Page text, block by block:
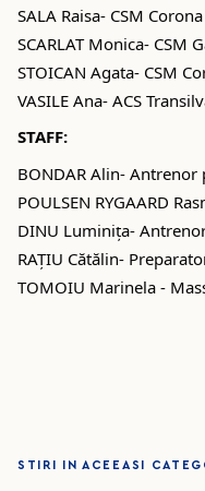
SALA Raisa- CSM
SCARLAT Monica- CSM
STOICAN Agata- CSM
VASILE Ana- ACS
STAFF:
BONDAR Alin- Antrenor
POULSEN RYGAARD
DINU Luminița-
RAȚIU Cătălin-
TOMOIU Marinela -
STIRI IN ACEEASI